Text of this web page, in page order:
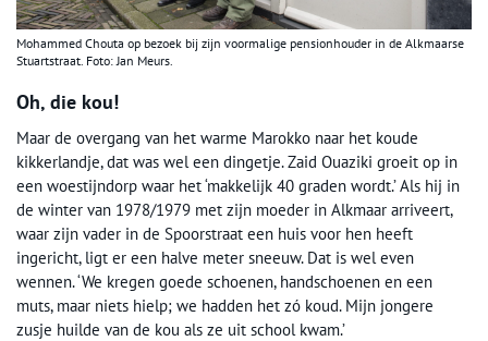
Mohammed Chouta op bezoek bij zijn voormalige pensionhouder in de Alkmaarse
Stuartstraat. Foto: Jan Meurs.
Oh, die kou!
Maar de overgang van het warme Marokko naar het koude
kikkerlandje, dat was wel een dingetje. Zaid Ouaziki groeit op in
een woestijndorp waar het ‘makkelijk 40 graden wordt.’ Als hij in
de winter van 1978/1979 met zijn moeder in Alkmaar arriveert,
waar zijn vader in de Spoorstraat een huis voor hen heeft
ingericht, ligt er een halve meter sneeuw. Dat is wel even
wennen. ‘We kregen goede schoenen, handschoenen en een
muts, maar niets hielp; we hadden het zó koud. Mijn jongere
zusje huilde van de kou als ze uit school kwam.’